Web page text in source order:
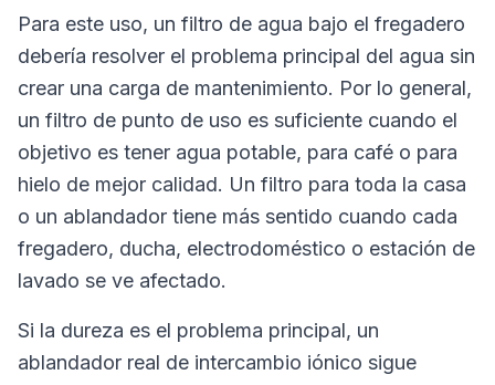
Para este uso, un filtro de agua bajo el fregadero
debería resolver el problema principal del agua sin
crear una carga de mantenimiento. Por lo general,
un filtro de punto de uso es suficiente cuando el
objetivo es tener agua potable, para café o para
hielo de mejor calidad. Un filtro para toda la casa
o un ablandador tiene más sentido cuando cada
fregadero, ducha, electrodoméstico o estación de
lavado se ve afectado.
Si la dureza es el problema principal, un
ablandador real de intercambio iónico sigue